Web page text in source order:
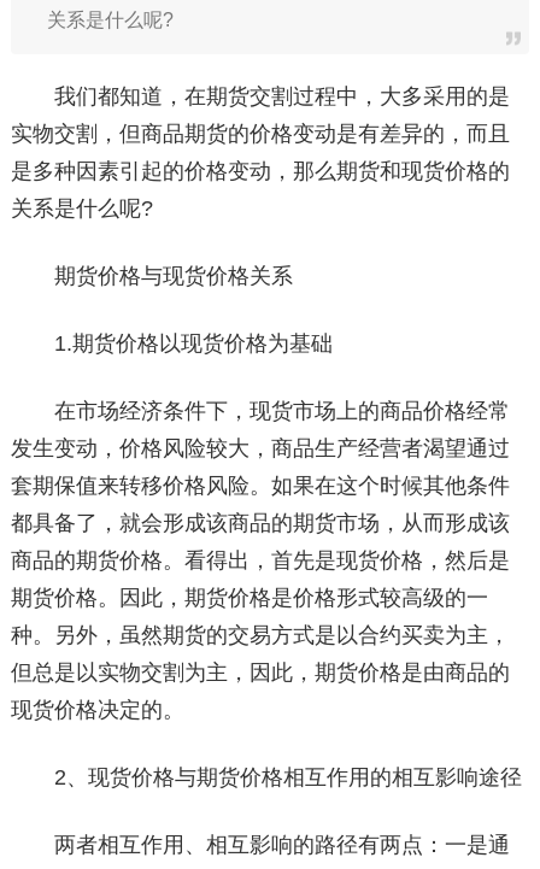
关系是什么呢?
我们都知道，在期货交割过程中，大多采用的是
实物交割，但商品期货的价格变动是有差异的，而且
是多种因素引起的价格变动，那么期货和现货价格的
关系是什么呢?
期货价格与现货价格关系
1.期货价格以现货价格为基础
在市场经济条件下，现货市场上的商品价格经常
发生变动，价格风险较大，商品生产经营者渴望通过
套期保值来转移价格风险。如果在这个时候其他条件
都具备了，就会形成该商品的期货市场，从而形成该
商品的期货价格。看得出，首先是现货价格，然后是
期货价格。因此，期货价格是价格形式较高级的一
种。另外，虽然期货的交易方式是以合约买卖为主，
但总是以实物交割为主，因此，期货价格是由商品的
现货价格决定的。
2、现货价格与期货价格相互作用的相互影响途径
两者相互作用、相互影响的路径有两点：一是通